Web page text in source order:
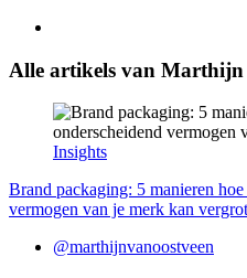
Alle artikels van Marthijn
Insights
Brand packaging: 5 manieren
vermogen van je merk kan
@marthijnvanoostveen